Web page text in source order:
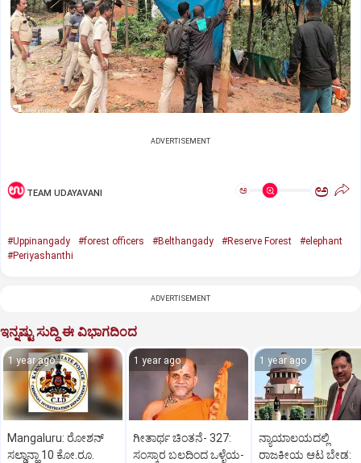
ADVERTISEMENT
TEAM UDAYAVANI ಅ ಅ
#Uppinangady #forest officers #Belthangady #Reserve Forest
#elephant
#Periyashanthi
ADVERTISEMENT
ಇನ್ನಷ್ಟು ಸುದ್ದಿ ಈ ವಿಭಾಗದಿಂದ
1 year ago
Mangaluru: ರೋಶನ್‌
ಸಲ್ಡಾನ್ಹಾ 10 ಕೋ.ರೂ.
1 year ago
ಗೀತಾರ್ಥ ಚಿಂತನೆ- 327:
ಸಂಸ್ಕಾರ ಬಲದಿಂದ ಒಳ್ಳೆಯ-
1 year ago
ನ್ಯಾಯಾಲಯದಲ್ಲಿ
ರಾಜಕೀಯ ಆಟ ಬೇಡ: